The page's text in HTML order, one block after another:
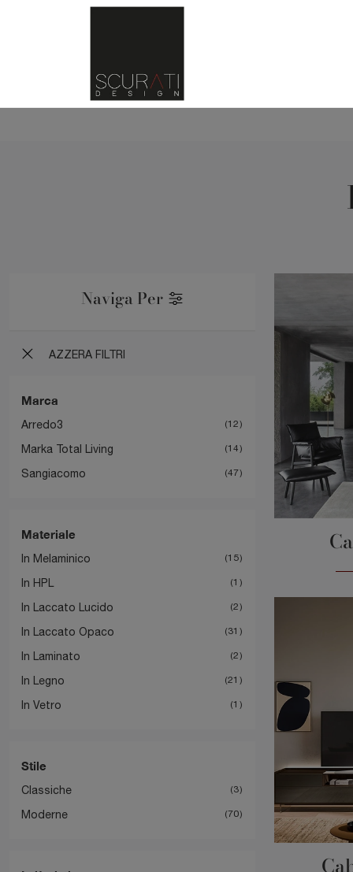
Naviga Per
AZZERA FILTRI
Marca
Arredo3 12
Marka Total Living 14
Sangiacomo 47
Materiale
In Melaminico 15
In HPL 1
In Laccato Lucido 2
In Laccato Opaco 31
In Laminato 2
In Legno 21
In Vetro 1
Stile
Classiche 3
Moderne 70